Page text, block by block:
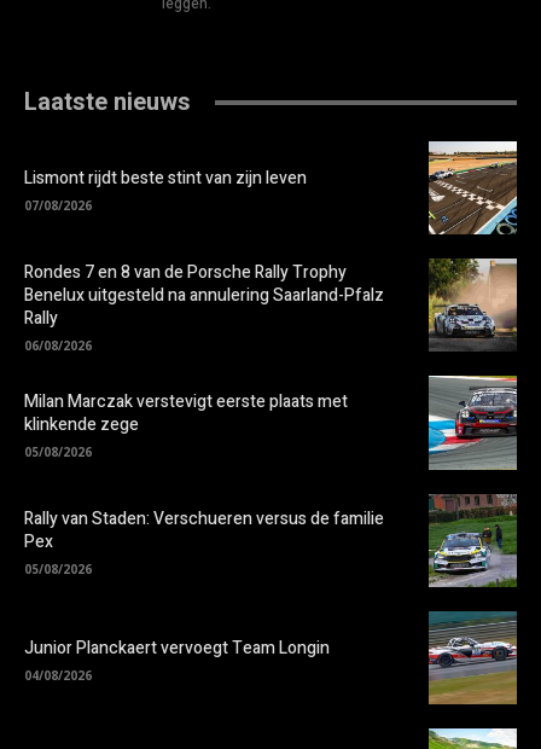
Laatste nieuws
Lismont rijdt beste stint van zijn leven
07/08/2026
Rondes 7 en 8 van de Porsche Rally Trophy
Benelux uitgesteld na annulering Saarland-Pfalz
Rally
06/08/2026
Milan Marczak verstevigt eerste plaats met
klinkende zege
05/08/2026
Rally van Staden: Verschueren versus de familie
Pex
05/08/2026
Junior Planckaert vervoegt Team Longin
04/08/2026